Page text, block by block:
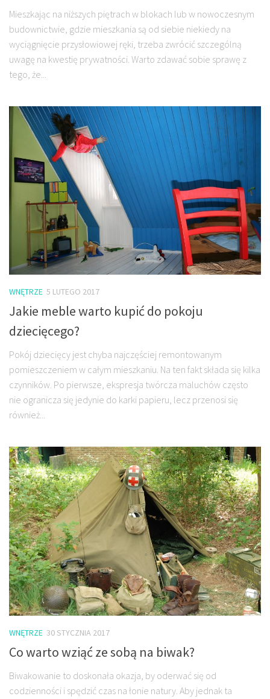
Mieszkając na niższych piętrach w blokach lub w nowoczesnym
budownictwie, gdzie mieszkania są od siebie niekiedy na
wyciągnięcie przysłowiowej ręki, trzeba zwrócić szczególną
uwagę na kwestię prywatności. Warto zdawać sobie sprawę z
tego, że...
WNĘTRZE 5 LUTEGO 2017
Jakie meble warto kupić do pokoju
dziecięcego?
Pokój dziecięcy jest chyba najczęściej remontowanym
pomieszczeniem w całym mieszkaniu. Na ten fakt składa się kilka
czynników. Po pierwsze, ekspresja twórcza maluchów często
nie ogranicza się jedynie do karki papieru, lecz przenosi się
również...
WNĘTRZE 30 STYCZNIA 2017
Co warto wziąć ze sobą na biwak?
Biwakowanie to doskonała okazja, by oderwać się od
codzienności i spędzić czas na łonie natury. Aby jednak ta